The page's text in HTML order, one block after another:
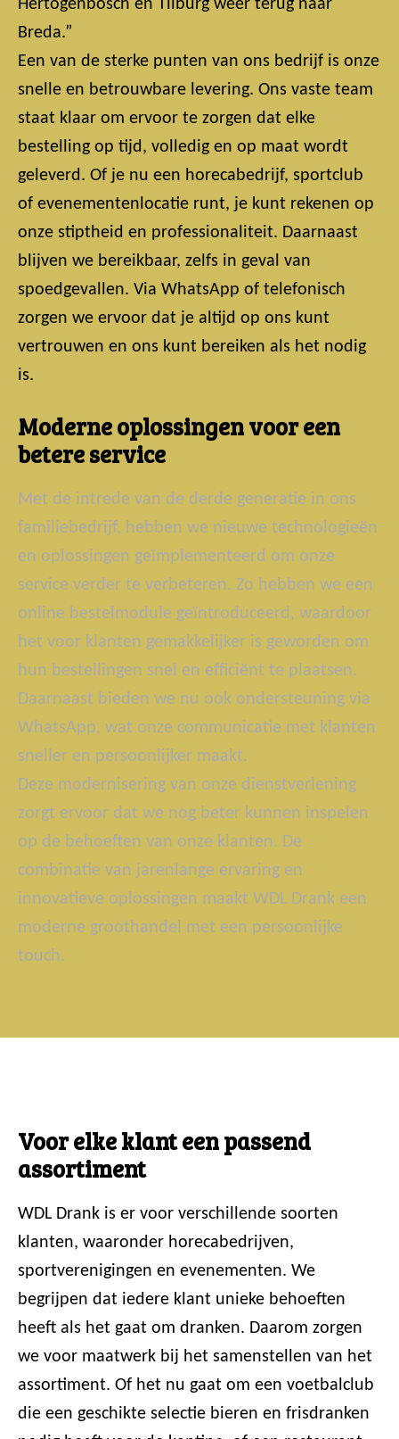
Hertogenbosch en Tilburg weer terug naar
Breda.”
Een van de sterke punten van ons bedrijf is onze
snelle en betrouwbare levering. Ons vaste team
staat klaar om ervoor te zorgen dat elke
bestelling op tijd, volledig en op maat wordt
geleverd. Of je nu een horecabedrijf, sportclub
of evenementenlocatie runt, je kunt rekenen op
onze stiptheid en professionaliteit. Daarnaast
blijven we bereikbaar, zelfs in geval van
spoedgevallen. Via WhatsApp of telefonisch
zorgen we ervoor dat je altijd op ons kunt
vertrouwen en ons kunt bereiken als het nodig
is.
Moderne oplossingen voor een
betere service
Met de intrede van de derde generatie in ons
familiebedrijf, hebben we nieuwe technologieën
en oplossingen geïmplementeerd om onze
service verder te verbeteren. Zo hebben we een
online bestelmodule geïntroduceerd, waardoor
het voor klanten gemakkelijker is geworden om
hun bestellingen snel en efficiënt te plaatsen.
Daarnaast bieden we nu ook ondersteuning via
WhatsApp, wat onze communicatie met klanten
sneller en persoonlijker maakt.
Deze modernisering van onze dienstverlening
zorgt ervoor dat we nog beter kunnen inspelen
op de behoeften van onze klanten. De
combinatie van jarenlange ervaring en
innovatieve oplossingen maakt WDL Drank een
moderne groothandel met een persoonlijke
touch.
Voor elke klant een passend
assortiment
WDL Drank is er voor verschillende soorten
klanten, waaronder horecabedrijven,
sportverenigingen en evenementen. We
begrijpen dat iedere klant unieke behoeften
heeft als het gaat om dranken. Daarom zorgen
we voor maatwerk bij het samenstellen van het
assortiment. Of het nu gaat om een voetbalclub
die een geschikte selectie bieren en frisdranken